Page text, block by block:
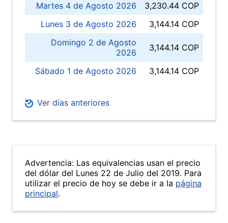
Martes 4 de Agosto 2026
3,230.44 COP
Lunes 3 de Agosto 2026
3,144.14 COP
Domingo 2 de Agosto
2026
3,144.14 COP
Sábado 1 de Agosto 2026 3,144.14 COP
Ver días anteriores
Advertencia: Las equivalencias usan el precio
del dólar del Lunes 22 de Julio del 2019. Para
utilizar el precio de hoy se debe ir a la página
principal.